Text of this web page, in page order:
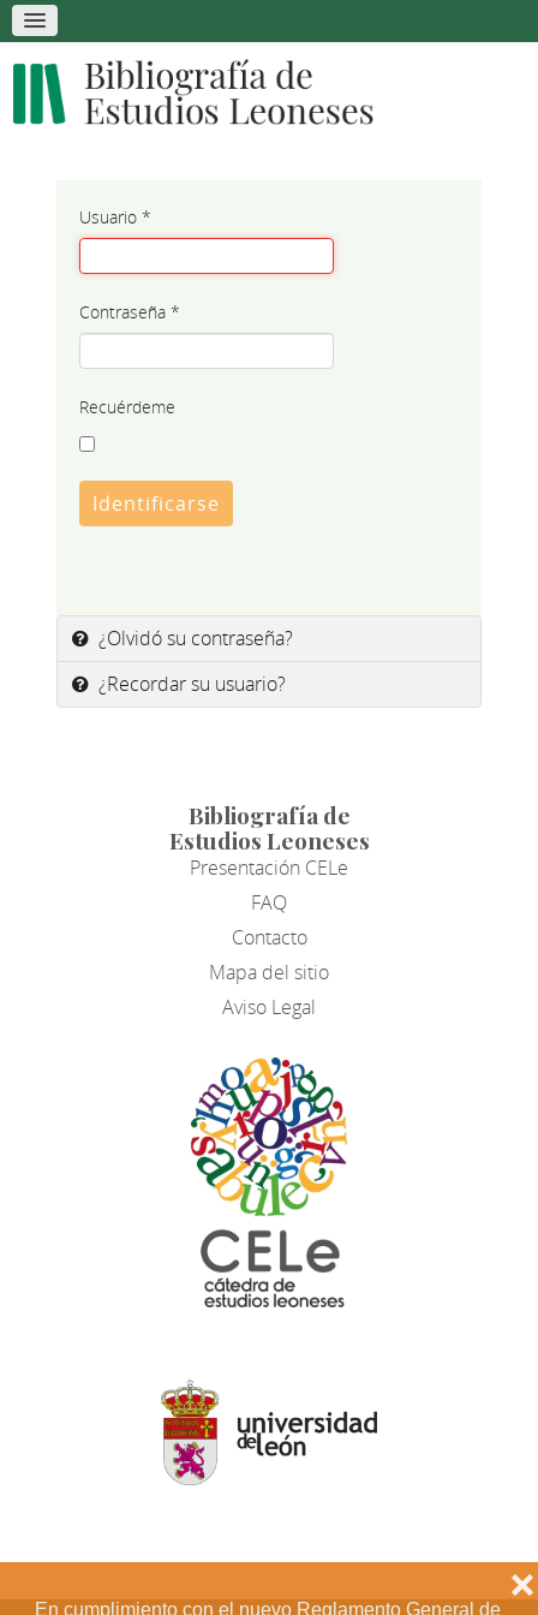
En cumplimiento con el nuevo Reglamento General de
❌
Usuario*
Contraseña*
Recuérdeme
Identificarse
¿Olvidó su contraseña?
¿Recordar su usuario?
Bibliografía de
Estudios Leoneses
Presentación CELe
FAQ
Contacto
Mapa del sitio
Aviso Legal